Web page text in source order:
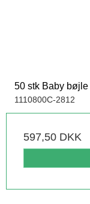
50 stk Baby
1110800C-2812
597,50 DKK